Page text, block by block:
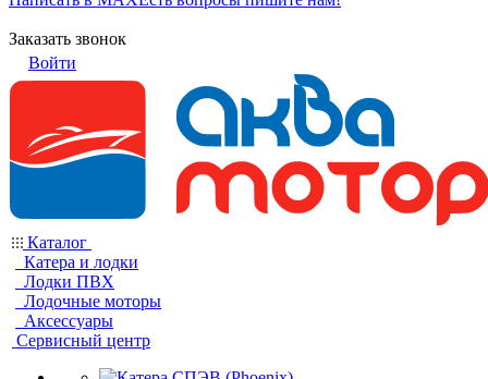
Заказать звонок
Войти
Каталог
Катера и лодки
Лодки ПВХ
Лодочные моторы
Аксессуары
Сервисный центр